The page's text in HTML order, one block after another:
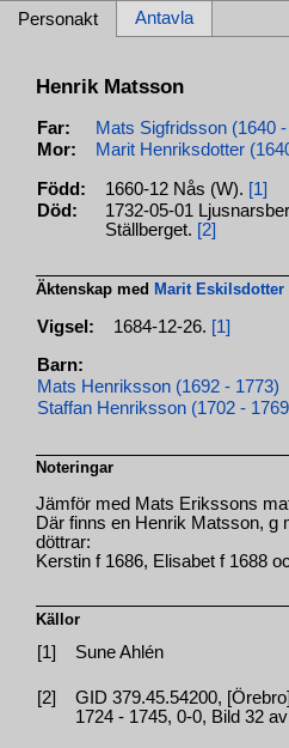
Personakt Antavla
Henrik Matsson
Far:
Mats Sigfridsson (1640
Mor:
Marit Henriksdotter
Född: 1660-12 Nås (W). [1]
Död:
1732-05-01
Ställberget. [2]
Äktenskap med Marit Eskilsdotter
Vigsel: 1684-12-26. [1]
Barn:
Mats Henriksson (1692 - 1773)
Staffan Henriksson (1702 -
Noteringar
Jämför med Mats Erikssons
Där finns en Henrik Matsson, g
döttrar:
Kerstin f 1686, Elisabet f 1688
Källor
[1] Sune Ahlén
[2]
GID 379.45.54200,
1724 - 1745, 0-0, Bild 32